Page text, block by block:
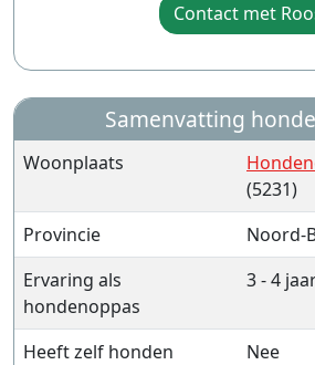
Contact met
Samenvatting
Woonplaats
(5231)
Provincie
Noord-
Ervaring als
hondenoppas
3 - 4
Heeft zelf honden
Nee